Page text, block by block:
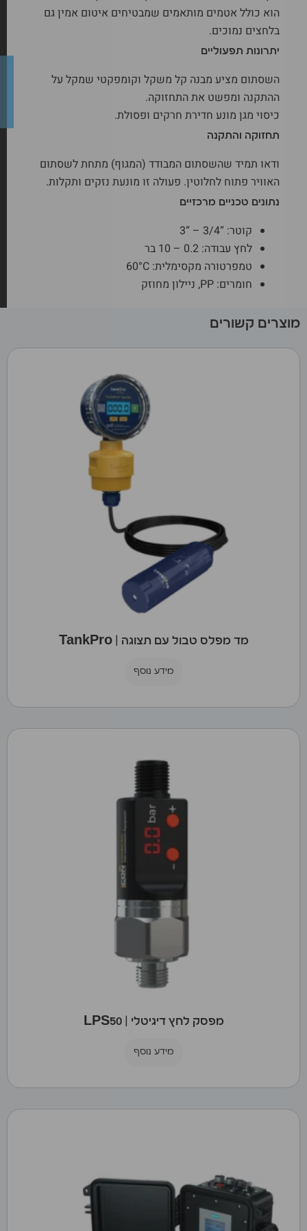
הוא כולל אטמים מותאמים שמבטיחים איטום אמין גם
בלחצים נמוכים.
יתרונות תפעוליים
השסתום מציע מבנה קל משקל וקומפקטי שמקל על
ההתקנה ומפשט את התחזוקה.
כיסוי מגן מונע חדירת חרקים ופסולת.
תחזוקה והתקנה
ודאו תמיד שהשסתום המבודד (המגוף) מתחת לשסתום
האוויר פתוח לחלוטין. פעולה זו מונעת נזקים ותקלות.
נתונים טכניים מרכזיים
קוטר: “3/4 – “3
לחץ עבודה: 0.2 – 10 בר
טמפרטורה מקסימלית: 60°C
חומרים: PP, ניילון מחוזק
מוצרים קשורים
מד מפלס טבול עם תצוגה | TankPro
מידע נוסף
מפסק לחץ דיגיטלי | LPS50
מידע נוסף